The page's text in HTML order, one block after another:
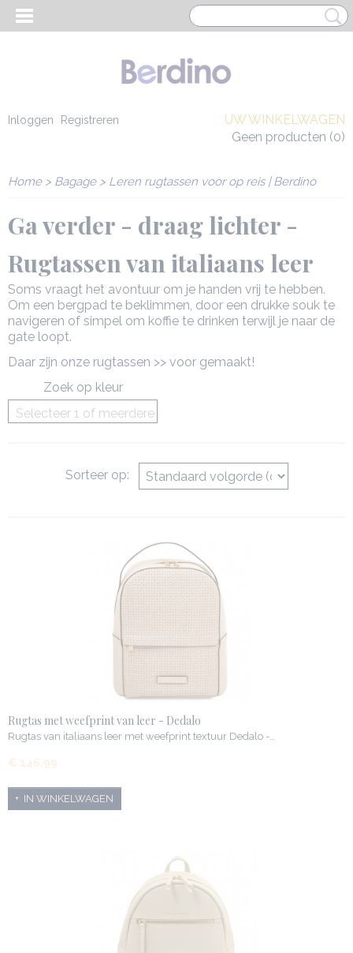
Inloggen Registreren
UW WINKELWAGEN
Geen producten (0)
Home> Bagage> Leren rugtassen voor op reis | Berdino
Ga verder - draag lichter -
Rugtassen van italiaans leer
Soms vraagt het avontuur om je handen vrij te hebben.
Om een bergpad te beklimmen, door een drukke souk te
navigeren of simpel om koffie te drinken terwijl je naar de
gate loopt.
Daar zijn onze rugtassen >> voor gemaakt!
Zoek op kleur
Selecteer 1 of meerdere
Sorteer op:
Rugtas met weefprint van leer - Dedalo
Rugtas van italiaans leer met weefprint textuur Dedalo -…
€ 146,99
IN WINKELWAGEN
HEREN